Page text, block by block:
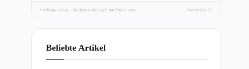
* Affiliate-Links – für dich ändert sich am Preis nichts. fhmonline-21
Beliebte Artikel